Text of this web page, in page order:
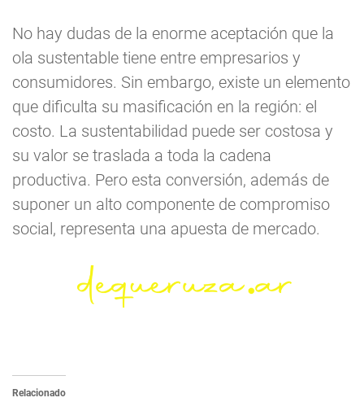
No hay dudas de la enorme aceptación que la
ola sustentable tiene entre empresarios y
consumidores. Sin embargo, existe un elemento
que dificulta su masificación en la región: el
costo. La sustentabilidad puede ser costosa y
su valor se traslada a toda la cadena
productiva. Pero esta conversión, además de
suponer un alto componente de compromiso
social, representa una apuesta de mercado.
Relacionado